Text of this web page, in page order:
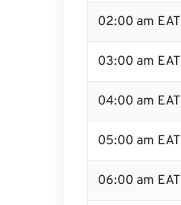
02:00 am EAT
03:00 am EAT
04:00 am EAT
05:00 am EAT
06:00 am EAT